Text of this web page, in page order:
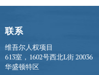
联系
维吾尔人权项目
613室，1602号西北L街 20036
华盛顿特区